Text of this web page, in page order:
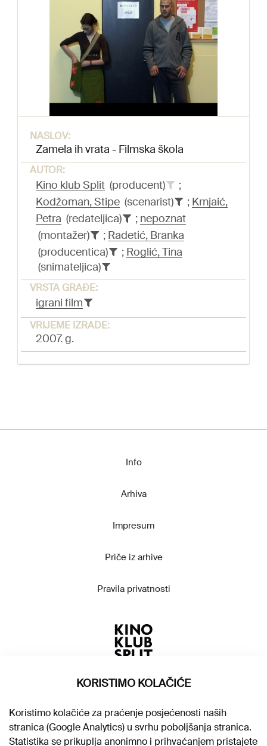
NASLOV:
Zamela ih vrata - Filmska škola
AUTOR:
Kino klub Split (producent)
;
Kodžoman, Stipe (scenarist) ; Krnjaić,
Petra (redateljica) ; nepoznat
(montažer)
; Radetić, Branka
(producentica)
; Roglić, Tina
(snimateljica)
VRSTA GRAĐE:
igrani film
VRIJEME IZRADE:
2007. g.
Info
Arhiva
Impresum
Priče iz arhive
Pravila privatnosti
KORISTIMO KOLAČIĆE
Koristimo kolačiće za praćenje posjećenosti naših
stranica (Google Analytics) u svrhu poboljšanja stranica.
Statistika se prikuplja anonimno i prihvaćanjem pristajete